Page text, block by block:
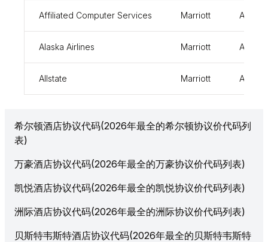
Affiliated Computer Services Marriott ACS
Alaska Airlines Marriott A70
Allstate Marriott ALL
希尔顿酒店协议代码(2026年最全的希尔顿协议价代码列
表)
万豪酒店协议代码(2026年最全的万豪协议价代码列表)
凯悦酒店协议代码(2026年最全的凯悦协议价代码列表)
洲际酒店协议代码(2026年最全的洲际协议价代码列表)
贝斯特韦斯特酒店协议代码(2026年最全的贝斯特韦斯特